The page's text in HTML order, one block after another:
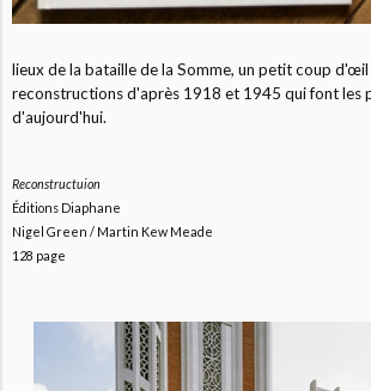
lieux de la bataille de la Somme, un petit coup d'œil
reconstructions d'après 1918 et 1945 qui font les
d'aujourd'hui.
Reconstructuion
Éditions Diaphane
Nigel Green / Martin Kew Meade
128 page